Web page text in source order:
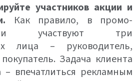
участников акции и
Как правило, в промо-
участвуют три
лица – руководитель,
Задача клиента
впечатлиться рекламным